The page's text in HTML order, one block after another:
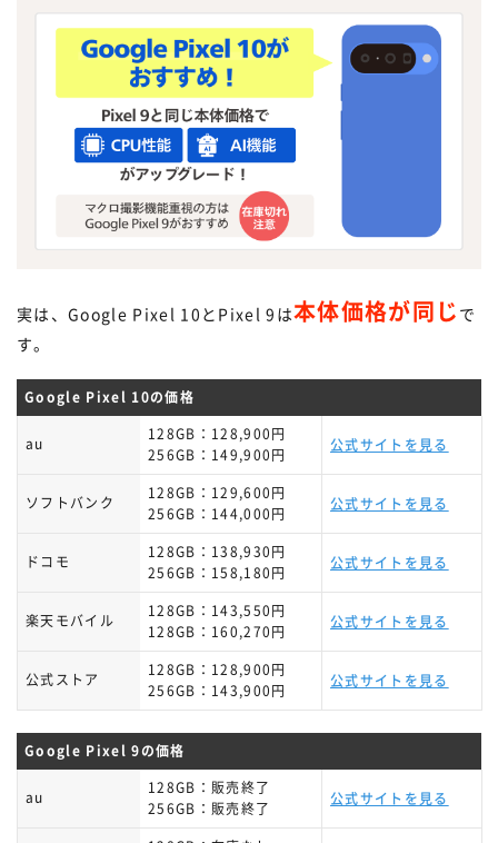
実は、Google Pixel 10とPixel 9は本体価格が同じ で
す。
Google Pixel 10の価格
au
128GB：128,900円
256GB：149,900円
公式サイトを見る
ソフトバンク
128GB：129,600円
256GB：144,000円
公式サイトを見る
ドコモ
128GB：138,930円
256GB：158,180円
公式サイトを見る
楽天モバイル
128GB：143,550円
128GB：160,270円
公式サイトを見る
公式ストア
128GB：128,900円
256GB：143,900円
公式サイトを見る
Google Pixel 9の価格
au
128GB：販売終了
256GB：販売終了
公式サイトを見る